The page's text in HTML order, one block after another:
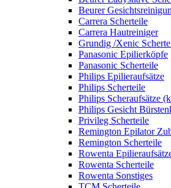
Beurer
Carrera Scherteile
Carrera Hautreiniger
Grundig /Xenic
Panasonic Epilierköpfe
Panasonic Scherteile
Philips Epilieraufsätze
Philips Scherteile
Philips Scheraufsätze
Philips Gesicht
Privileg Scherteile
Remington Epilator
Remington Scherteile
Rowenta
Rowenta Scherteile
Rowenta Sonstiges